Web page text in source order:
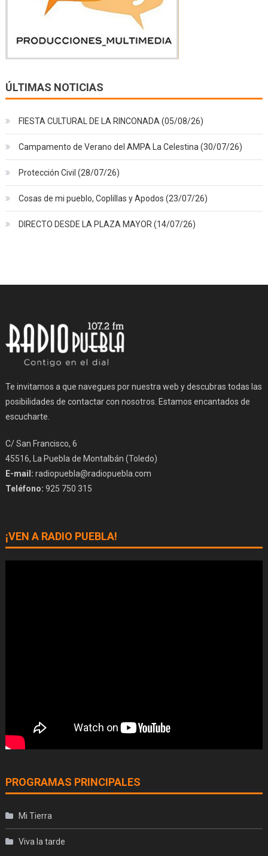
ÚLTIMAS NOTICIAS
FIESTA CULTURAL DE LA RINCONADA (05/08/26)
Campamento de Verano del AMPA La Celestina (30/07/26)
Protección Civil (28/07/26)
Cosas de mi pueblo, Coplillas y Apodos (23/07/26)
DIRECTO DESDE LA PLAZA MAYOR (14/07/26)
Te invitamos a que navegues por nuestra web y descubras todas las
posibilidades de contactar con nosotros. Estamos encantados de
escucharte.
C/ San Francisco, 6
45516, La Puebla de Montalbán (Toledo)
E-mail: radiopuebla@radiopuebla.com
Teléfono: 925 750 315
¡VEN A RADIO PUEBLA!
PROGRAMAS PRINCIPALES
Mi Tierra
Viva la tarde